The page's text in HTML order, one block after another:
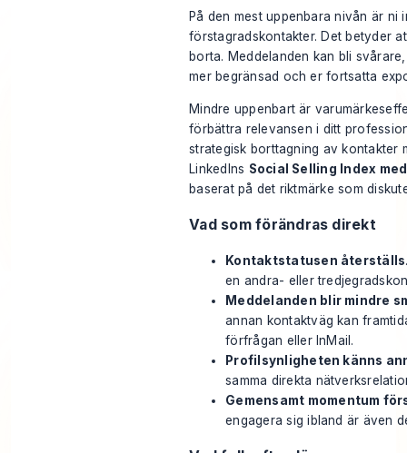
På den mest uppenbara nivån är ni
förstagradskontakter. Det betyder
borta. Meddelanden kan bli
mer begränsad och er fortsatta
Mindre uppenbart är
förbättra relevansen i ditt
strategisk borttagning av kontakter
LinkedIns Social Selling Index
baserat på det riktmärke som
Vad som förändras direkt
Kontaktstatusen återställs
en andra- eller
Meddelanden blir mindre
annan kontaktväg kan
förfrågan eller InMail.
Profilsynligheten känns
samma direkta
Gemensamt momentum
engagera sig ibland är även